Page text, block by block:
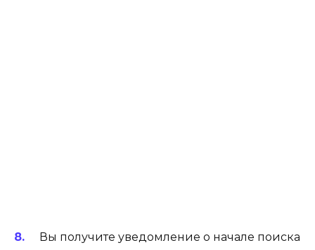
Вы получите уведомление о начале поиска